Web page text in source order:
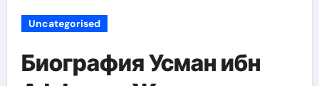
Uncategorised
Биография Усман ибн